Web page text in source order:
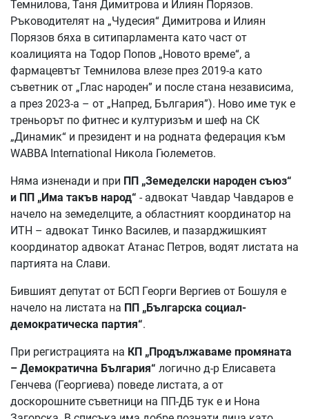
Темнилова, Таня Димитрова и Илиян Порязов.
Ръководителят на „Чудесия“ Димитрова и Илиян
Порязов бяха в ситипарламента като част от
коалицията на Тодор Попов „Новото време“, а
фармацевтът Темнилова влезе през 2019-а като
съветник от „Глас народен” и после стана независима,
а през 2023-а – от „Напред, България”). Ново име тук е
треньорът по фитнес и културизъм и шеф на СК
„Динамик“ и президент и на родната федерация към
WABBA International Никола Гюлеметов.
Няма изненади и при ПП „Земеделски народен съюз“
и ПП „Има такъв народ“ - адвокат Чавдар Чавдаров е
начело на земеделците, а областният координатор на
ИТН – адвокат Тинко Василев, и пазарджишкият
координатор адвокат Атанас Петров, водят листата на
партията на Слави.
Бившият депутат от БСП Георги Вергиев от Бошуля е
начело на листата на ПП „Българска социал-
демократическа партия“.
При регистрацията на КП „Продължаваме промяната
– Демократична България“ логично д-р Елисавета
Генчева (Георгиева) поведе листата, а от
доскорошните съветници на ПП-ДБ тук е и Нона